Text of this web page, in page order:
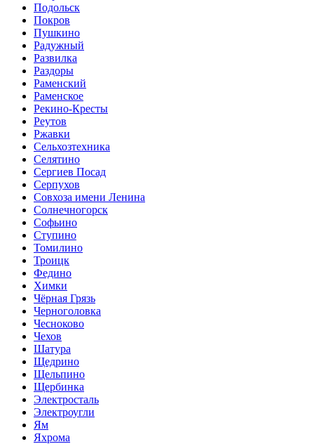
Подольск
Покров
Пушкино
Радужный
Развилка
Раздоры
Раменский
Раменское
Рекино-Кресты
Реутов
Ржавки
Сельхозтехника
Селятино
Сергиев Посад
Серпухов
Совхоза имени Ленина
Солнечногорск
Софьино
Ступино
Томилино
Троицк
Федино
Химки
Чёрная Грязь
Черноголовка
Чесноково
Чехов
Шатура
Щедрино
Щельпино
Щербинка
Электросталь
Электроугли
Ям
Яхрома